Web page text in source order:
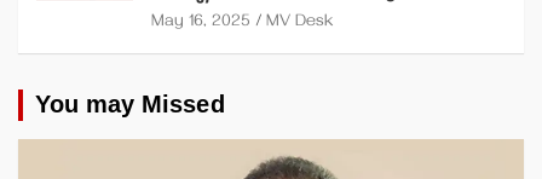
May 16, 2025 MV Desk
You may Missed